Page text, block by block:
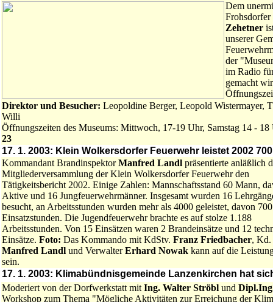
Dem
Zehetner
unserer
der
im Radio
gemacht
Direktor und Besucher: Leopoldine Berger, Leopold Wistermayer,
Willi
Öffnungszeiten des Museums: Mittwoch, 17-19 Uhr, Samstag 14 -
23
17. 1. 2003: Klein Wolkersdorfer Feuerwehr leistet 2002
Kommandant BrandinspektorManfred Landl präsentierte anläßlich
Mitgliederversammlung der Klein Wolkersdorfer Feuerwehr den
Tätigkeitsbericht 2002. Einige Zahlen: Mannschaftsstand 60 Mann,
Aktive und 16 Jungfeuerwehrmänner. Insgesamt wurden 16
besucht, an Arbeitsstunden wurden mehr als 4000 geleistet, davon 700
Einsatzstunden. Die Jugendfeuerwehr brachte es auf stolze 1.188
Arbeitsstunden. Von 15 Einsätzen waren 2 Brandeinsätze und 12
Einsätze. Foto: Das Kommando mit KdStv. Franz Friedbacher, Kd.
Manfred Landl und VerwalterErhard Nowak kann auf die
sein.
17. 1. 2003: Klimabündnisgemeinde Lanzenkirchen hat
Moderiert von der Dorfwerkstatt mit Ing. Walter Ströbl und
Workshop zum Thema "Mögliche Aktivitäten zur Erreichung der